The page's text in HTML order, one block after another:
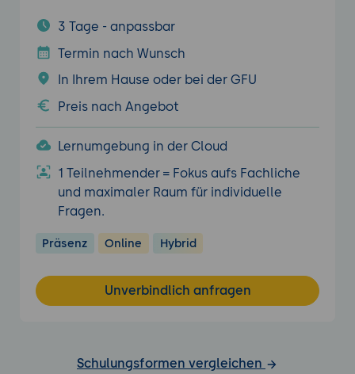
3 Tage - anpassbar
Termin nach Wunsch
In Ihrem Hause oder bei der GFU
Preis nach Angebot
Lernumgebung in der Cloud
1 Teilnehmender = Fokus aufs Fachliche
und maximaler Raum für individuelle
Fragen.
Präsenz Online Hybrid
Unverbindlich anfragen
Schulungsformen vergleichen